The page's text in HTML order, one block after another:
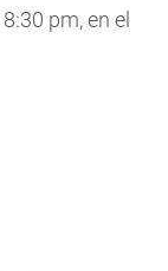
pm, en el